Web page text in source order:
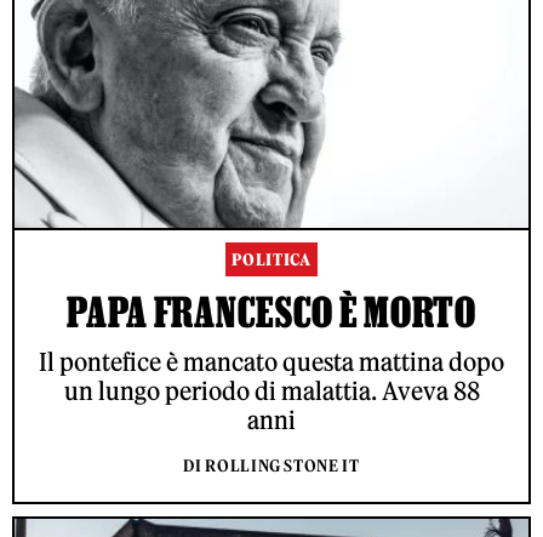
POLITICA
PAPA FRANCESCO È MORTO
Il pontefice è mancato questa mattina dopo
un lungo periodo di malattia. Aveva 88
anni
DI ROLLING STONE IT